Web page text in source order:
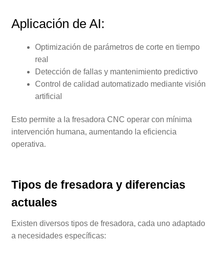
Aplicación de AI:
Optimización de parámetros de corte en tiempo
real
Detección de fallas y mantenimiento predictivo
Control de calidad automatizado mediante visión
artificial
Esto permite a la fresadora CNC operar con mínima
intervención humana, aumentando la eficiencia
operativa.
Tipos de fresadora y diferencias
actuales
Existen diversos tipos de fresadora, cada uno adaptado
a necesidades específicas: